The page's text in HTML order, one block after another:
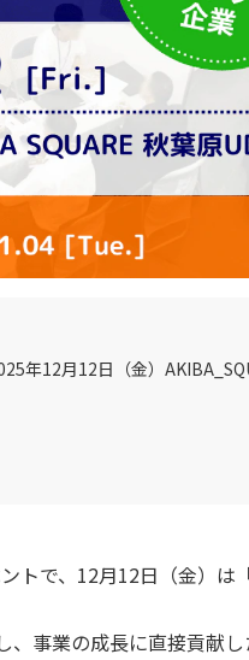
年12月12日（金）
トで、12月12日（金）は
事業の成長に直接貢献